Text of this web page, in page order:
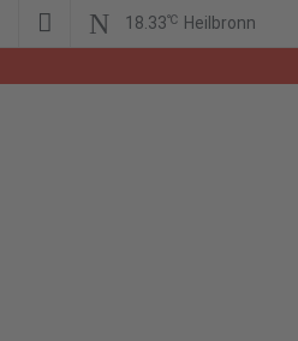
18.33℃ Heilbronn